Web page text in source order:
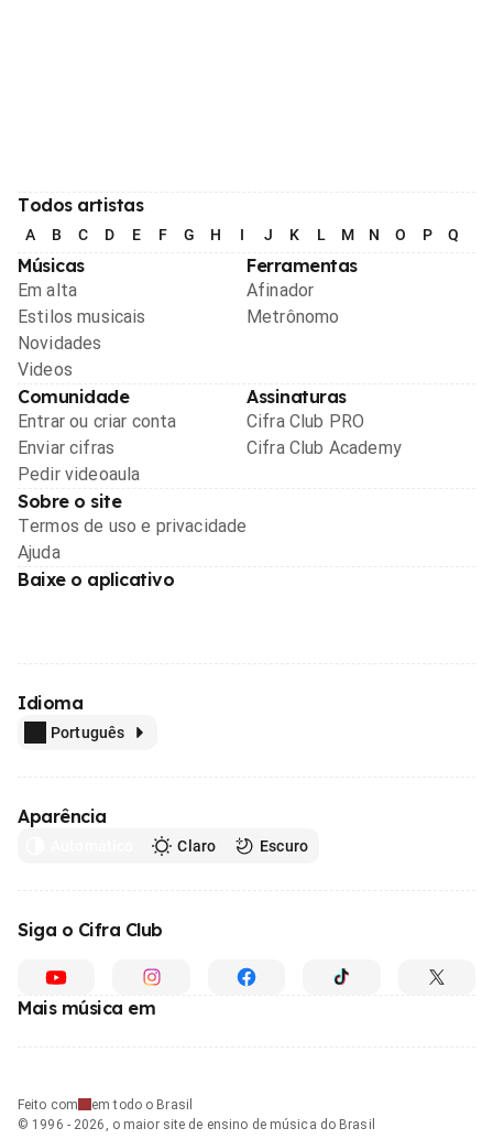
Todos artistas
A B C D E F G H I J K L M N O P Q
Músicas
Em alta
Estilos musicais
Novidades
Videos
Ferramentas
Afinador
Metrônomo
Comunidade
Entrar ou criar conta
Enviar cifras
Pedir videoaula
Assinaturas
Cifra Club PRO
Cifra Club Academy
Sobre o site
Termos de uso e privacidade
Ajuda
Baixe o aplicativo
Idioma
Português
Aparência
Claro Escuro
Siga o Cifra Club
Mais música em
Feito com
em todo o Brasil
© 1996 - 2026, o maior site de ensino de música do Brasil